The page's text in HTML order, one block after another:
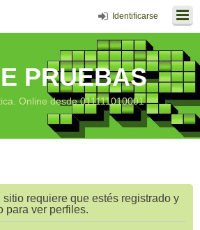
Identificarse
PRUEBAS
Online desde 011111010001
requiere que estés registrado y
para ver perfiles.